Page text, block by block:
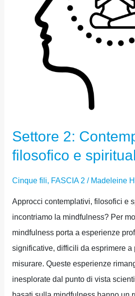
Settore 2:
filosofico e
Cinque fili, FASCIA 2 / Madeleine
Approcci contemplativi, filosofici e
incontriamo la mindfulness? Per
mindfulness porta a esperienze
significative, difficili da esprimere a
misurare. Queste esperienze
inesplorate dal punto di vista
SPIRITUALE